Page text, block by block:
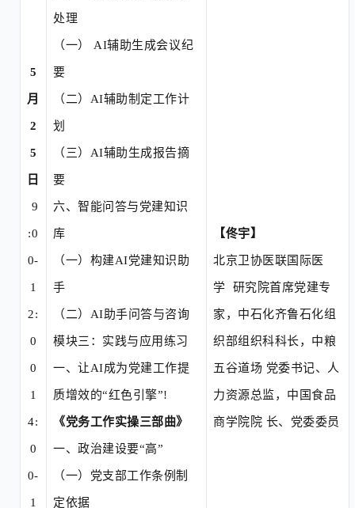
5
月
2
5
日
9
:0
0-
1
2:
0
0
1
4:
0
0-
1
处理
（一） AI辅助生成会议纪
要
（二） AI辅助制定工作计
划
（三） AI辅助生成报告摘
要
六、智能问答与党建知识
库
（一） 构建AI党建知识助
手
（二） AI助手问答与咨询
模块三：实践与应用练习
一、让AI成为党建工作提
质增效的“红色引擎”!
《党务工作实操三部曲》
一、政治建设要“高”
（一） 党支部工作条例制
定依据
【佟宇】
北京卫协医联国际医
学 研究院首席党建专
家，中石化齐鲁石化组
织部组织科科长，中粮
五谷道场 党委书记、人
力资源总监，中国食品
商学院院 长、党委委员